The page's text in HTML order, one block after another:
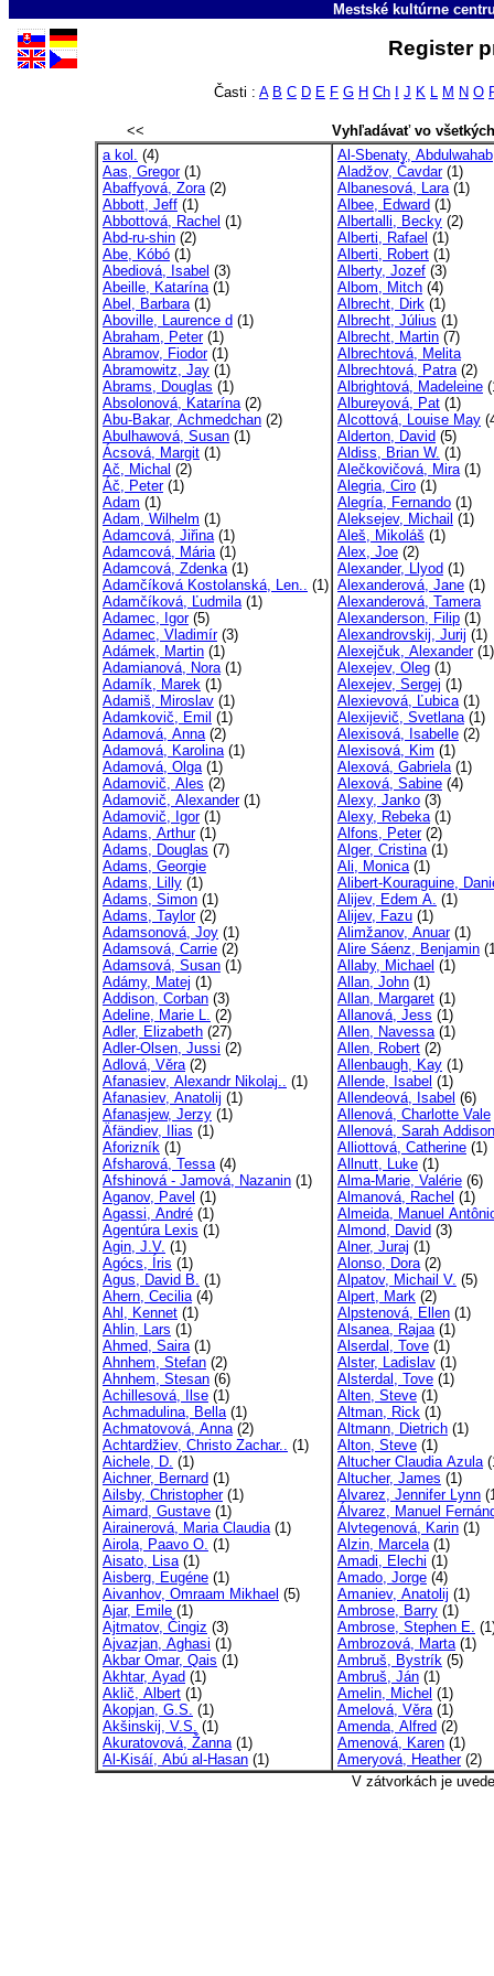
Mestské kultúrne
Register
Časti : A B C D E F G H Ch J K L M N O
<<
Vyhľadávať vo
a kol. (4)
Aas, Gregor(1)
Abaffyová, Zora(2)
Abbott, Jeff (1)
Abbottová, Rachel (1)
Abd-ru-shin (2)
Abe, Kóbó (1)
Abediová, Isabel (3)
Abeille, Katarína(1)
Abel, Barbara(1)
Aboville, Laurence d (1)
Abraham, Peter(1)
Abramov, Fiodor(1)
Abramowitz, Jay (1)
Abrams, Douglas (1)
Absolonová, Katarína(2)
Abu-Bakar, Achmedchan (2)
Abulhawová, Susan (1)
Ácsová, Margit (1)
Ač, Michal (2)
Áč, Peter(1)
Adam (1)
Adam, Wilhelm (1)
Adamcová, Jiřina(1)
Adamcová, Mária(1)
Adamcová, Zdenka(1)
Adamčíková Kostolanská, Len.. (1)
Adamčíková, Ľudmila(1)
Adamec, Igor(5)
Adamec, Vladimír(3)
Adámek, Martin (1)
Adamianová, Nora(1)
Adamík, Marek (1)
Adamiš, Miroslav (1)
Adamkovič, Emil (1)
Adamová, Anna(2)
Adamová, Karolina(1)
Adamová, Olga(1)
Adamovič, Ales (2)
Adamovič, Alexander(1)
Adamovič, Igor(1)
Adams, Arthur(1)
Adams, Douglas (7)
Adams, Georgie
Adams, Lilly (1)
Adams, Simon (1)
Adams, Taylor(2)
Adamsonová, Joy (1)
Adamsová, Carrie (2)
Adamsová, Susan (1)
Adámy, Matej (1)
Addison, Corban (3)
Adeline, Marie L. (2)
Adler, Elizabeth (27)
Adler-Olsen, Jussi (2)
Adlová, Věra(2)
Afanasiev, Alexandr Nikolaj.. (1)
Afanasiev, Anatolij (1)
Afanasjew, Jerzy (1)
Äfändiev, Ilias (1)
Aforizník (1)
Afsharová, Tessa(4)
Afshinová - Jamová, Nazanin (1)
Aganov, Pavel (1)
Agassi, André (1)
Agentúra Lexis (1)
Agin, J.V. (1)
Agócs, Íris (1)
Agus, David B. (1)
Ahern, Cecilia(4)
Ahl, Kennet (1)
Ahlin, Lars (1)
Ahmed, Saira(1)
Ahnhem, Stefan (2)
Ahnhem, Stesan (6)
Achillesová, Ilse (1)
Achmadulina, Bella(1)
Achmatovová, Anna(2)
Achtardžiev, Christo Zachar.. (1)
Aichele, D. (1)
Aichner, Bernard (1)
Ailsby, Christopher(1)
Aimard, Gustave (1)
Airainerová, Maria Claudia(1)
Airola, Paavo O. (1)
Aisato, Lisa(1)
Aisberg, Eugéne (1)
Aivanhov, Omraam Mikhael (5)
Ajar, Emile (1)
Ajtmatov, Čingiz (3)
Ajvazjan, Aghasi (1)
Akbar Omar, Qais (1)
Akhtar, Ayad (1)
Aklič, Albert (1)
Akopjan, G.S. (1)
Akšinskij, V.S. (1)
Akuratovová, Žanna(1)
Al-Kisáí, Abú al-Hasan (1)
Al-Sbenaty, Abdulwahab
Aladžov, Čavdar(1)
Albanesová, Lara(1)
Albee, Edward (1)
Albertalli, Becky (2)
Alberti, Rafael (1)
Alberti, Robert (1)
Alberty, Jozef (3)
Albom, Mitch (4)
Albrecht, Dirk (1)
Albrecht, Július (1)
Albrecht, Martin (7)
Albrechtová, Melita
Albrechtová, Patra(2)
Albrightová, Madeleine
Albureyová, Pat (1)
Alcottová, Louise May
Alderton, David (5)
Aldiss, Brian W. (1)
Alečkovičová, Mira(1)
Alegria, Ciro (1)
Alegría, Fernando (1)
Aleksejev, Michail (1)
Aleš, Mikoláš (1)
Alex, Joe (2)
Alexander, Llyod (1)
Alexanderová, Jane (1)
Alexanderová, Tamera
Alexanderson, Filip (1)
Alexandrovskij, Jurij (1)
Alexejčuk, Alexander(1)
Alexejev, Oleg (1)
Alexejev, Sergej (1)
Alexievová, Ľubica(1)
Alexijevič, Svetlana(1)
Alexisová, Isabelle (2)
Alexisová, Kim (1)
Alexová, Gabriela(1)
Alexová, Sabine (4)
Alexy, Janko (3)
Alexy, Rebeka(1)
Alfons, Peter(2)
Alger, Cristina(1)
Ali, Monica(1)
Alibert-Kouraguine,
Alijev, Edem A. (1)
Alijev, Fazu (1)
Alimžanov, Anuar(1)
Alire Sáenz, Benjamin
Allaby, Michael (1)
Allan, John (1)
Allan, Margaret (1)
Allanová, Jess (1)
Allen, Navessa(1)
Allen, Robert (2)
Allenbaugh, Kay (1)
Allende, Isabel (1)
Allendeová, Isabel (6)
Allenová, Charlotte Vale
Allenová, Sarah Addison
Alliottová, Catherine (1)
Allnutt, Luke (1)
Alma-Marie, Valérie (6)
Almanová, Rachel (1)
Almeida, Manuel
Almond, David (3)
Alner, Juraj (1)
Alonso, Dora(2)
Alpatov, Michail V. (5)
Alpert, Mark (2)
Alpstenová, Ellen (1)
Alsanea, Rajaa(1)
Alserdal, Tove (1)
Alster, Ladislav (1)
Alsterdal, Tove (1)
Alten, Steve (1)
Altman, Rick (1)
Altmann, Dietrich (1)
Alton, Steve (1)
Altucher Claudia Azula
Altucher, James (1)
Alvarez, Jennifer Lynn
Álvarez, Manuel
Alvtegenová, Karin (1)
Alzin, Marcela(1)
Amadi, Elechi (1)
Amado, Jorge (4)
Amaniev, Anatolij (1)
Ambrose, Barry (1)
Ambrose, Stephen E.
Ambrozová, Marta(1)
Ambruš, Bystrík (5)
Ambruš, Ján (1)
Amelin, Michel (1)
Amelová, Věra(1)
Amenda, Alfred (2)
Amenová, Karen (1)
Ameryová, Heather(2)
V zátvorkách je